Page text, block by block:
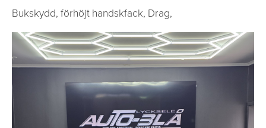
Bukskydd, förhöjt handskfack, Drag,